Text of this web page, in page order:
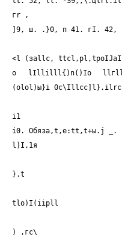
гr ,
]9, ш. .}0, п 41. гI.
<l (заllс,
о lIllilll{)n()Io
(оlоl)ы}i 0c\Illcc]l}.ilrc
i1
i0. Обяза,t,е:tt,t+ы.j _.
l]I,1я
}.t
tlo)I(iipll
) ,гс\